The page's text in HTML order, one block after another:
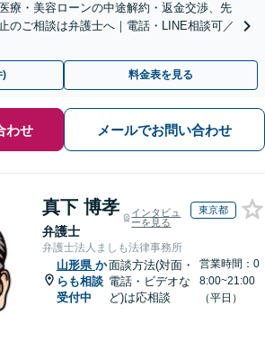
療・美容ローンの中途解約・返金交渉、先
のご相談は弁護士へ｜電話・LINE相談可／
) 料金表を見る
わせ メールでお問い合わせ
真下 博孝
弁護士
インタビュ
ーを見る
東京都
弁護士法人ましも法律事務所
山形県 か
らも相談
受付中
面談方法(対面・
電話・ビデオな
ど)は応相談
営業時間：0
8:00~21:00
（平日）